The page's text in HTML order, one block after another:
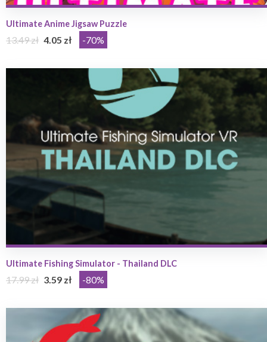
Ultimate Anime Jigsaw Puzzle
13.49 zł 4.05 zł -70%
Ultimate Fishing Simulator - Thailand DLC
17.99 zł 3.59 zł -80%